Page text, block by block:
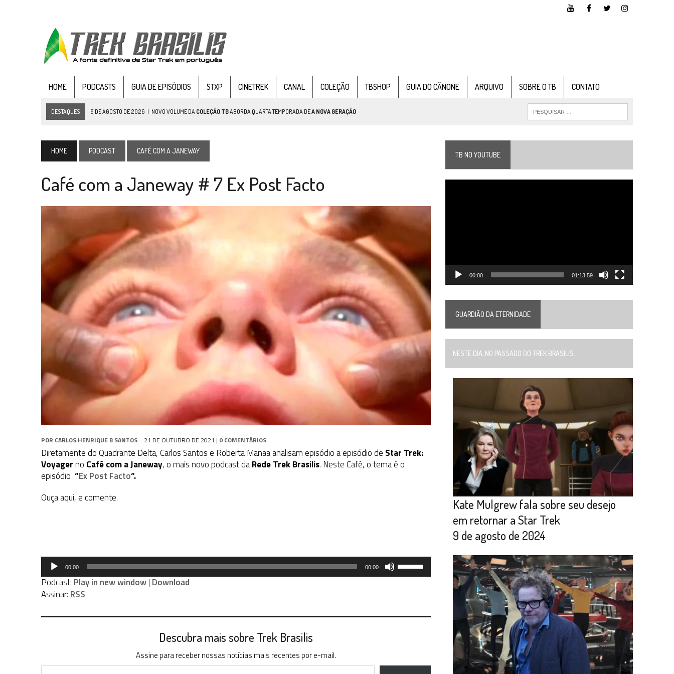
HOME PODCASTS GUIA DE EPISÓDIOS STXP CINETREK CANAL COLEÇÃO TBSHOP GUIA DO CÂNONE ARQUIVO SOBRE O TB CONTATO
DESTAQUES 7 DE AGOSTO DE 2026 | GRANDES JORNADAS | SEIS EPISÓDIOS DESTAR TREKSOBRE PATERNIDADE
NOVA TEMPORADA DE
5 DE AGOSTO DE 2026 | BALDE DO ODO #122 CHILDREN OF TIME
4 DE AGOSTO DE 2026 REVISITANDO “HIDE AND Q” (TNG 1×09)
VEJA FOTOS DO TERCEIRO EPISÓDIO DA 4ª TEMPORADA DE STRANGE NEW WORDS
PARAMOUNT E CBS DERRUBAM NOVO VÍDEO DO FILME DE FÃS AXANAR HORAS APÓS ESTREIA
TB AO VIVO | STAR TREK: STRANGE NEW WORLDS – “THE GRIFFIN INCIDENT” (4×02)
CARIOCA TREKKER CELEBRA 60 ANOS DE STAR TREK NO PLANETÁRIO DO RIO
8 DE AGOSTO DE 2026 |
HOME PODCAST CAFÉ COM A JANEWAY
Café com a Janeway # 7 Ex Post Facto
POR CARLOS HENRIQUE B SANTOS 21 DE OUTUBRO DE 2021 | 0 COMENTÁRIOS
Diretamente do Quadrante Delta, Carlos Santos e Roberta Manaa analisam episódio a episódio de Star Trek:
Voyagerno Café com a Janeway, o mais novo podcast daRede Trek Brasilis. Neste Café, o tema é o
episódio “Ex Post Facto“.
Ouça aqui, e comente.
Tocador
áudio
00:00 00:00
ou
aumentar
Podcast: Play in new window| Download
Assinar: RSS
Descubra mais sobre Trek Brasilis
Assine para receber nossas notícias mais recentes por e-mail.
Digite seu e-mail…
TB NO YOUTUBE
00:00 01:13:59
GUARDIÃO DA ETERNIDADE
NESTE DIA, NO PASSADO DO TREK BRASILIS...
Kate Mulgrew fala sobre seu desejo
em retornar a Star Trek
9 de agosto de 2024